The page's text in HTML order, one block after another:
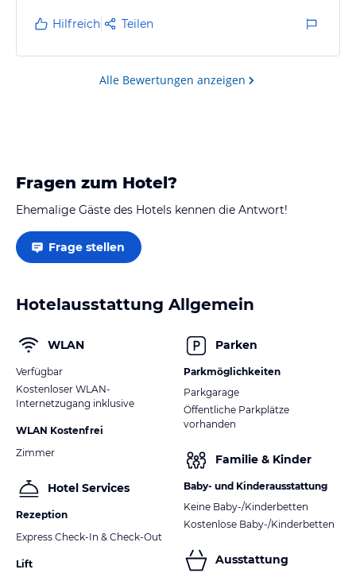
Hilfreich Teilen
Alle Bewertungen anzeigen
Fragen zum Hotel?
Ehemalige Gäste des Hotels kennen die Antwort!
Frage stellen
Hotelausstattung Allgemein
WLAN
Verfügbar
Kostenloser WLAN-
Internetzugang inklusive
WLAN Kostenfrei
Zimmer
Hotel Services
Rezeption
Express Check-In & Check-Out
Lift
Parken
Parkmöglichkeiten
Parkgarage
Öffentliche Parkplätze
vorhanden
Familie & Kinder
Baby- und Kinderausstattung
Keine Baby-/Kinderbetten
Kostenlose Baby-/Kinderbetten
Ausstattung